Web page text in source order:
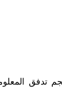
تدفق